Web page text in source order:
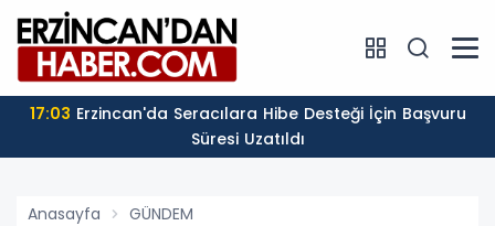
17:03
Süresi Uzatıldı
Anasayfa GÜNDEM